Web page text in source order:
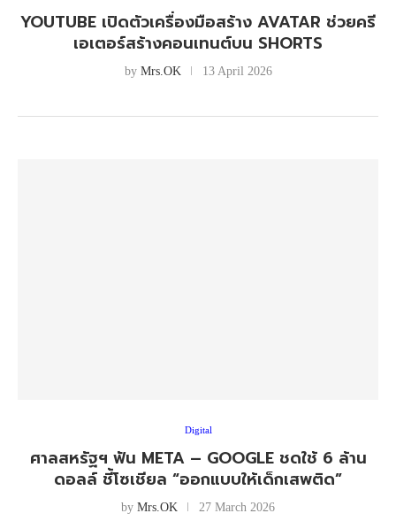
YOUTUBE เปิดตัวเครื่องมือสร้าง AVATAR ช่วยครี
เอเตอร์สร้างคอนเทนต์บน SHORTS
by Mrs.OK 13 April 2026
Digital
ศาลสหรัฐฯ ฟัน META – GOOGLE ชดใช้ 6 ล้าน
ดอลล์ ชี้โซเชียล “ออกแบบให้เด็กเสพติด”
by Mrs.OK 27 March 2026